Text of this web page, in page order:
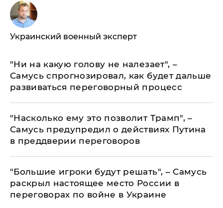
Украинский военный эксперт
"Ни на какую голову не налезает", –
Самусь спрогнозировал, как будет дальше
развиваться переговорный процесс
"Насколько ему это позволит Трамп", –
Самусь предупредил о действиях Путина
в преддверии переговоров
"Большие игроки будут решать", – Самусь
раскрыл настоящее место России в
переговорах по войне в Украине